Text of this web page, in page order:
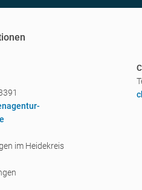
im Heidekreis